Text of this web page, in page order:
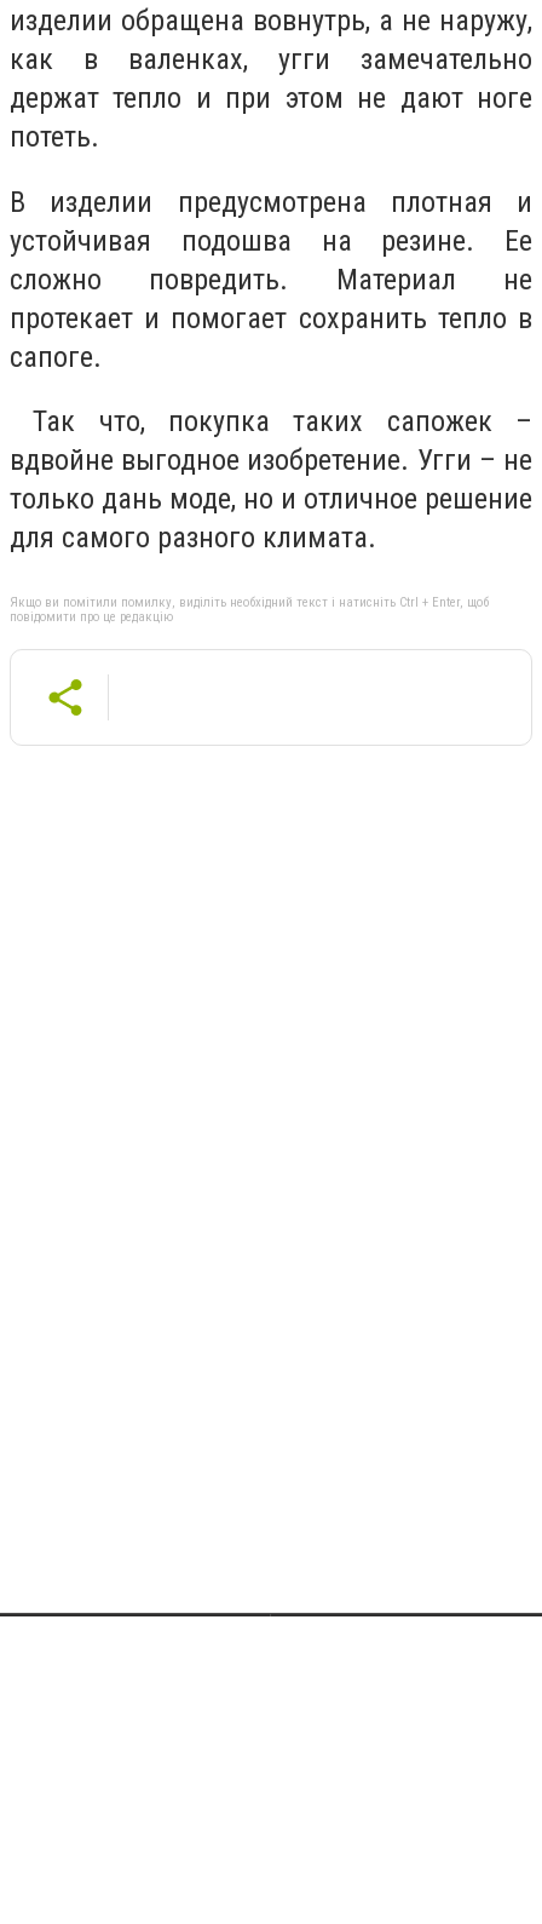
изделии обращена вовнутрь, а не наружу,
как в валенках, угги замечательно
держат тепло и при этом не дают ноге
потеть.
В изделии предусмотрена плотная и
устойчивая подошва на резине. Ее
сложно повредить. Материал не
протекает и помогает сохранить тепло в
сапоге.
Так что, покупка таких сапожек –
вдвойне выгодное изобретение. Угги – не
только дань моде, но и отличное решение
для самого разного климата.
Якщо ви помітили помилку, виділіть необхідний текст і натисніть Ctrl + Enter, щоб
повідомити про це редакцію